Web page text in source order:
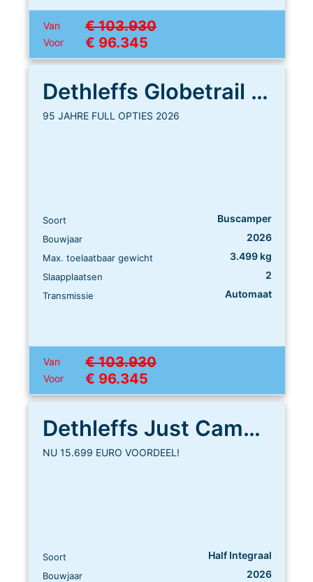
Van € 103.930
Voor € 96.345
Dethleffs Globetrail 640 ES
95 JAHRE FULL OPTIES 2026
Soort Buscamper
Bouwjaar 2026
Max. toelaatbaar gewicht 3.499 kg
Slaapplaatsen 2
Transmissie Automaat
Van € 103.930
Voor € 96.345
Dethleffs Just Camp T 6812 EB
NU 15.699 EURO VOORDEEL!
Soort Half Integraal
Bouwjaar 2026